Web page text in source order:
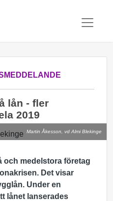
lån - fler
2019
Martin Åkesson, vd Almi Blekinge
och medelstora företag
Det visar
Under en
lånet lanserades